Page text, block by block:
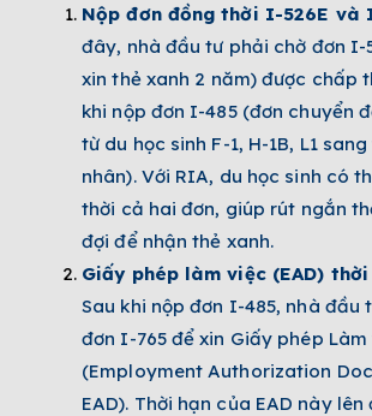
Nộp đơn đồng thời I-526E và
đây, nhà đầu tư phải chờ đơn I-
xin thẻ xanh 2 năm) được chấp
khi nộp đơn I-485 (đơn chuyển
từ du học sinh F-1, H-1B, L1
nhân). Với RIA, du học sinh có
thời cả hai đơn, giúp rút ngắn
đợi để nhận thẻ xanh.
Giấy phép làm việc (EAD) thời
Sau khi nộp đơn I-485, nhà đầu
đơn I-765 để xin Giấy phép Làm
(Employment Authorization
EAD). Thời hạn của EAD này lên